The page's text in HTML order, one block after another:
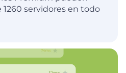
servidores en todo